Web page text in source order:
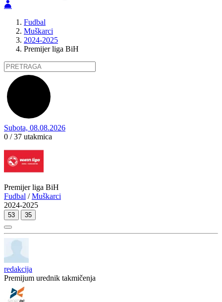
Fudbal
Muškarci
2024-2025
Premijer liga BiH
Subota, 08.08.2026
0 / 37 utakmica
Premijer liga BiH
Fudbal /Muškarci
2024-2025
53 35
redakcija
Premijum urednik takmičenja